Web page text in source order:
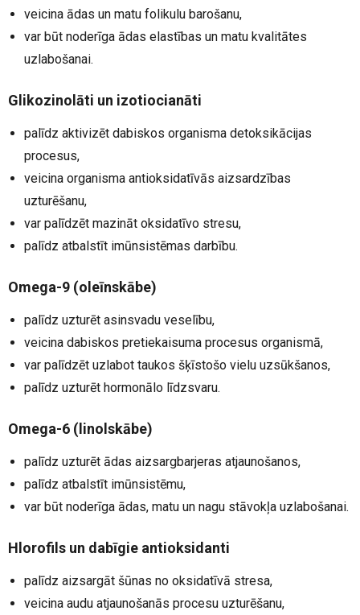
veicina ādas un matu folikulu barošanu,
var būt noderīga ādas elastības un matu kvalitātes
uzlabošanai.
Glikozinolāti un izotiocianāti
palīdz aktivizēt dabiskos organisma detoksikācijas
procesus,
veicina organisma antioksidatīvās aizsardzības
uzturēšanu,
var palīdzēt mazināt oksidatīvo stresu,
palīdz atbalstīt imūnsistēmas darbību.
Omega-9 (oleīnskābe)
palīdz uzturēt asinsvadu veselību,
veicina dabiskos pretiekaisuma procesus organismā,
var palīdzēt uzlabot taukos šķīstošo vielu uzsūkšanos,
palīdz uzturēt hormonālo līdzsvaru.
Omega-6 (linolskābe)
palīdz uzturēt ādas aizsargbarjeras atjaunošanos,
palīdz atbalstīt imūnsistēmu,
var būt noderīga ādas, matu un nagu stāvokļa uzlabošanai.
Hlorofils un dabīgie antioksidanti
palīdz aizsargāt šūnas no oksidatīvā stresa,
veicina audu atjaunošanās procesu uzturēšanu,